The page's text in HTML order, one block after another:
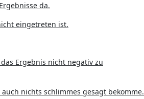
da.
eingetreten ist.
Ergebnis nicht negativ zu
nichts schlimmes gesagt bekomme.